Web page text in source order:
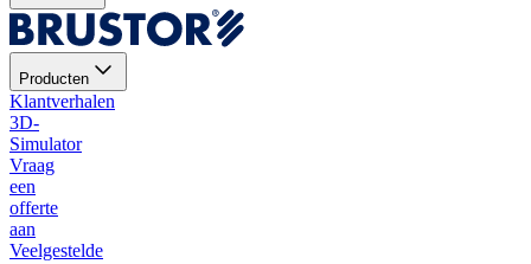
Producten
Klantverhalen
3D-
Simulator
Vraag
een
offerte
aan
Veelgestelde